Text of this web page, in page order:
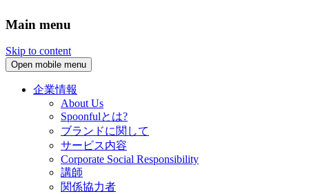
Main menu
Skip to content
Open mobile menu
企業情報
About Us
Spoonfulとは?
ブランドに関して
サービス内容
Corporate Social Responsibility
講師
関係協力者